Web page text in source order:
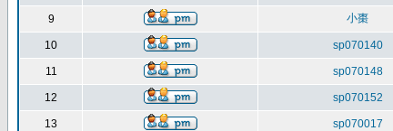
9 小棗
10 sp070140
11 sp070148
12 sp070152
13 sp070017